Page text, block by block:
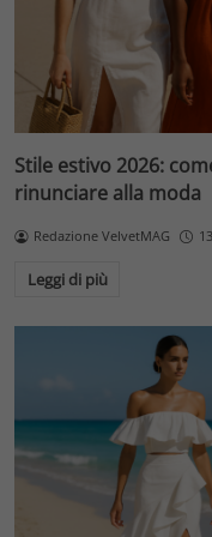
Stile estivo 2026:
rinunciare alla moda
Redazione VelvetMAG
Leggi di più